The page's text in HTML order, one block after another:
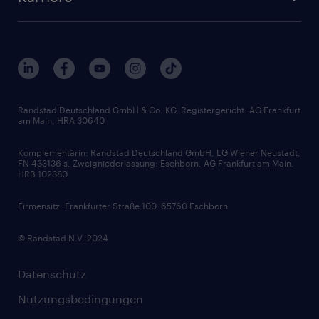
Branchen
Interne Karriere
FAQ - Bewerber / Kunden
Zertifikate und Auszeichnungen
Berufsprofile
Gehaltsthemen
Bewerbungsratgeber
Soft Skills
Skills
Datenschutz
Nutzungsbedingungen
Randstad Deutschland GmbH & Co. KG, Registergericht: AG Frankfurt
am Main, HRA 30640
Komplementärin: Randstad Deutschland GmbH, LG Wiener Neustadt,
FN 433136 s, Zweigniederlassung: Eschborn, AG Frankfurt am Main,
HRB 102380
Firmensitz: Frankfurter Straße 100, 65760 Eschborn
© Randstad N.V. 2024